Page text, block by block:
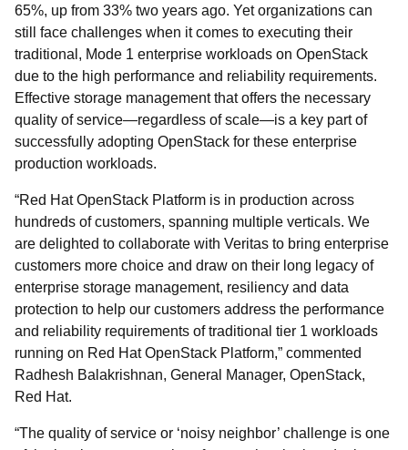
65%, up from 33% two years ago. Yet organizations can
still face challenges when it comes to executing their
traditional, Mode 1 enterprise workloads on OpenStack
due to the high performance and reliability requirements.
Effective storage management that offers the necessary
quality of service—regardless of scale—is a key part of
successfully adopting OpenStack for these enterprise
production workloads.
“Red Hat OpenStack Platform is in production across
hundreds of customers, spanning multiple verticals. We
are delighted to collaborate with Veritas to bring enterprise
customers more choice and draw on their long legacy of
enterprise storage management, resiliency and data
protection to help our customers address the performance
and reliability requirements of traditional tier 1 workloads
running on Red Hat OpenStack Platform,” commented
Radhesh Balakrishnan, General Manager, OpenStack,
Red Hat.
“The quality of service or ‘noisy neighbor’ challenge is one